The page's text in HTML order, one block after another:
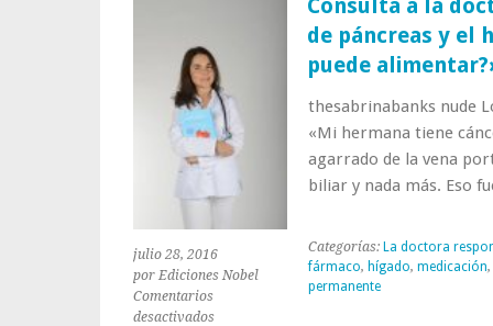
julio 28, 2016
por Ediciones Nobel
Comentarios
desactivadosen
Consulta a la
de páncreas y el
puede
thesabrinabanks nude
«Mi hermana tiene
agarrado de la vena
biliar y nada más. Eso
Categorías: La doctora
fármaco, hígado, medicación,
permanente